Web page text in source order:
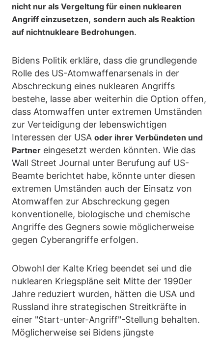
nicht nur als Vergeltung für einen nuklearen
Angriff einzusetzen, sondern auch als Reaktion
auf nichtnukleare Bedrohungen.
Bidens Politik erkläre, dass die grundlegende
Rolle des US-Atomwaffenarsenals in der
Abschreckung eines nuklearen Angriffs
bestehe, lasse aber weiterhin die Option offen,
dass Atomwaffen unter extremen Umständen
zur Verteidigung der lebenswichtigen
Interessen der USA oder ihrer Verbündeten und
Partner eingesetzt werden könnten. Wie das
Wall Street Journal unter Berufung auf US-
Beamte berichtet habe, könnte unter diesen
extremen Umständen auch der Einsatz von
Atomwaffen zur Abschreckung gegen
konventionelle, biologische und chemische
Angriffe des Gegners sowie möglicherweise
gegen Cyberangriffe erfolgen.
Obwohl der Kalte Krieg beendet sei und die
nuklearen Kriegspläne seit Mitte der 1990er
Jahre reduziert wurden, hätten die USA und
Russland ihre strategischen Streitkräfte in
einer "Start-unter-Angriff"-Stellung behalten.
Möglicherweise sei Bidens jüngste